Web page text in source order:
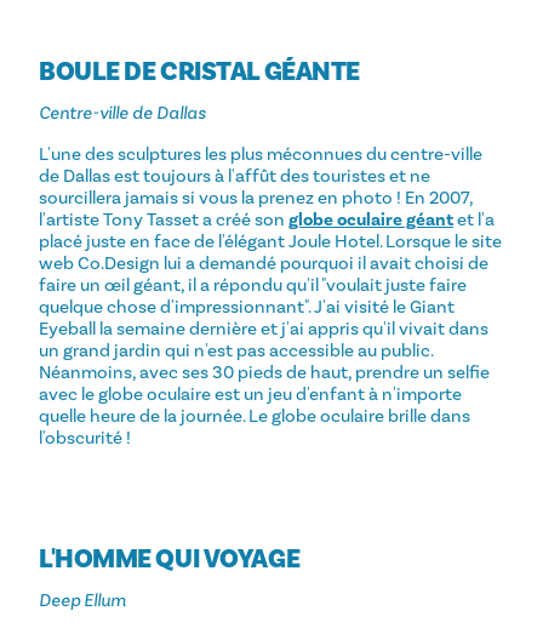
BOULE DE CRISTAL GÉANTE
Centre-ville de Dallas
L'une des sculptures les plus méconnues du centre-ville
de Dallas est toujours à l'affût des touristes et ne
sourcillera jamais si vous la prenez en photo ! En 2007,
l'artiste Tony Tasset a créé son globe oculaire géantet l'a
placé juste en face de l'élégant Joule Hotel. Lorsque le site
web Co.Design lui a demandé pourquoi il avait choisi de
faire un œil géant, il a répondu qu'il "voulait juste faire
quelque chose d'impressionnant". J'ai visité le Giant
Eyeball la semaine dernière et j'ai appris qu'il vivait dans
un grand jardin qui n'est pas accessible au public.
Néanmoins, avec ses 30 pieds de haut, prendre un selfie
avec le globe oculaire est un jeu d'enfant à n'importe
quelle heure de la journée. Le globe oculaire brille dans
l'obscurité !
L'HOMME QUI VOYAGE
Deep Ellum